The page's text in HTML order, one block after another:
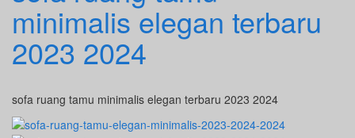
minimalis elegan terbaru
2023 2024
sofa ruang tamu minimalis elegan terbaru 2023 2024